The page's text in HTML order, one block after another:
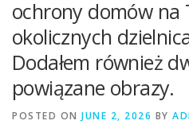
ochrony domów na
okolicznych
Dodałem również
powiązane obrazy.
POSTED ON JUNE 2, 2026 BY